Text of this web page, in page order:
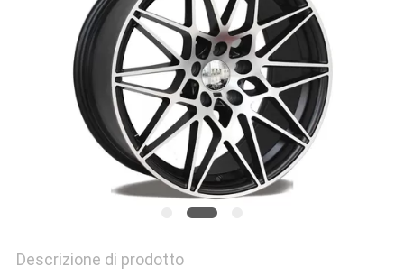
Descrizione di prodotto